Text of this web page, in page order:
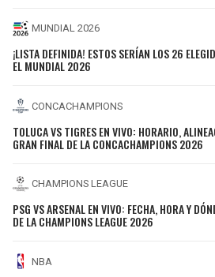
MUNDIAL 2026
¡LISTA DEFINIDA! ESTOS SERÍAN LOS 26
EL MUNDIAL 2026
CONCACHAMPIONS
TOLUCA VS TIGRES EN VIVO: HORARIO,
GRAN FINAL DE LA CONCACHAMPIONS 2026
CHAMPIONS LEAGUE
PSG VS ARSENAL EN VIVO: FECHA, HORA Y
DE LA CHAMPIONS LEAGUE 2026
NBA